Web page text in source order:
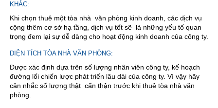
KHÁC:
Khi chọn thuê một tòa nhà văn phòng kinh doanh, các dịch vụ
cộng thêm cơ sở hạ tầng, dịch vụ tốt sẽ là những yếu tố quan
trọng đem lại sự dễ dàng cho hoạt động kinh doanh của công ty.
DIỆN TÍCH TÒA NHÀ VĂN PHÒNG:
Được xác định dựa trên số lượng nhân viên công ty, kế hoạch
đường lối chiến lược phát triển lâu dài của công ty. Vì vậy hãy
cân nhắc số lượng thật cẩn thận trước khi thuê tòa nhà văn
phòng.